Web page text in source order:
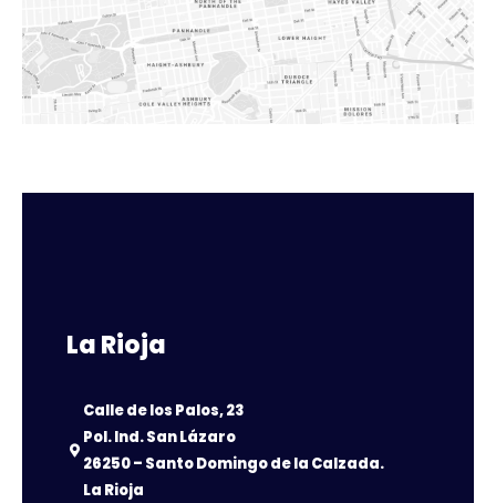
La Rioja
Calle de los Palos, 23
Pol. Ind. San Lázaro
26250 – Santo Domingo de la Calzada.
La Rioja